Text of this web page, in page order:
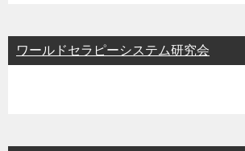
ワールドセラピーシステム研究会